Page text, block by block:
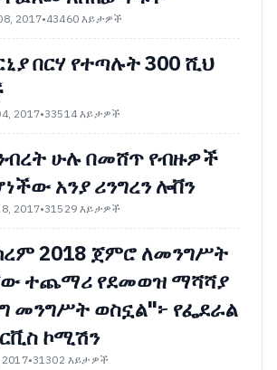
2017•43460 እይታዎች
በርሃ የተጣሉት 300 ሺህ
2017•33514 እይታዎች
ሁሉ በመሸጥ የብዙዎች
አንያ ሪንግረን ሎቨን
2017•31529 እይታዎች
2018 ጀምሮ ለመንግሥት
ተጨማሪ የደመወዝ ማሻሻያ
መንግሥት ወስኗል"፦ የፌደራል
ኮሚሽን
•31302 እይታዎች